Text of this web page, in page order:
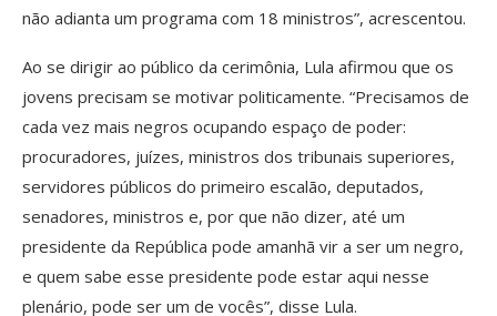
não adianta um programa com 18 ministros”, acrescentou.
Ao se dirigir ao público da cerimônia, Lula afirmou que os
jovens precisam se motivar politicamente. “Precisamos de
cada vez mais negros ocupando espaço de poder:
procuradores, juízes, ministros dos tribunais superiores,
servidores públicos do primeiro escalão, deputados,
senadores, ministros e, por que não dizer, até um
presidente da República pode amanhã vir a ser um negro,
e quem sabe esse presidente pode estar aqui nesse
plenário, pode ser um de vocês”, disse Lula.